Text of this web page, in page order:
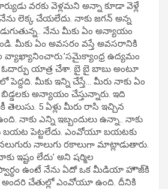
వరకు వెళ్లమని అన్నా కూడా వెళ్లే
లెక్క చేయలేదు. నాకు జగన్ అన్న
నేను మీకు ఏం అన్యాయం
మీకు ఏం అవసరం వస్తే అవసరానికి
వ్యాఖ్యానించారు.’సమైక్యాంధ్ర ఉద్యమం
యాత్ర చేశా. బై బై బాబు అంటూ
మీకు ఇన్ని చేస్తే… మీరు నాకు ఏం
అన్యాయం చేస్తున్నారు. ఇది
తెలుసు. 5 ఏళ్లు మీరు రాసి ఇచ్చిన
నాకు ఎన్ని ఇబ్బందులు ఉన్నా.. నాకు
బయట పెట్టలేదు. ఎంవోయూ బయటకు
నాలుగు రకాలుగా మాట్లాడుతారు.
ఇష్టం లేదు’ అని షర్మిల
స్వార్థం ఉంటే నేను ఏదో ఒక మీడియా హౌజ్‌కి
చేతుల్లో ఎంవోయూ ఉంది. దీనికి